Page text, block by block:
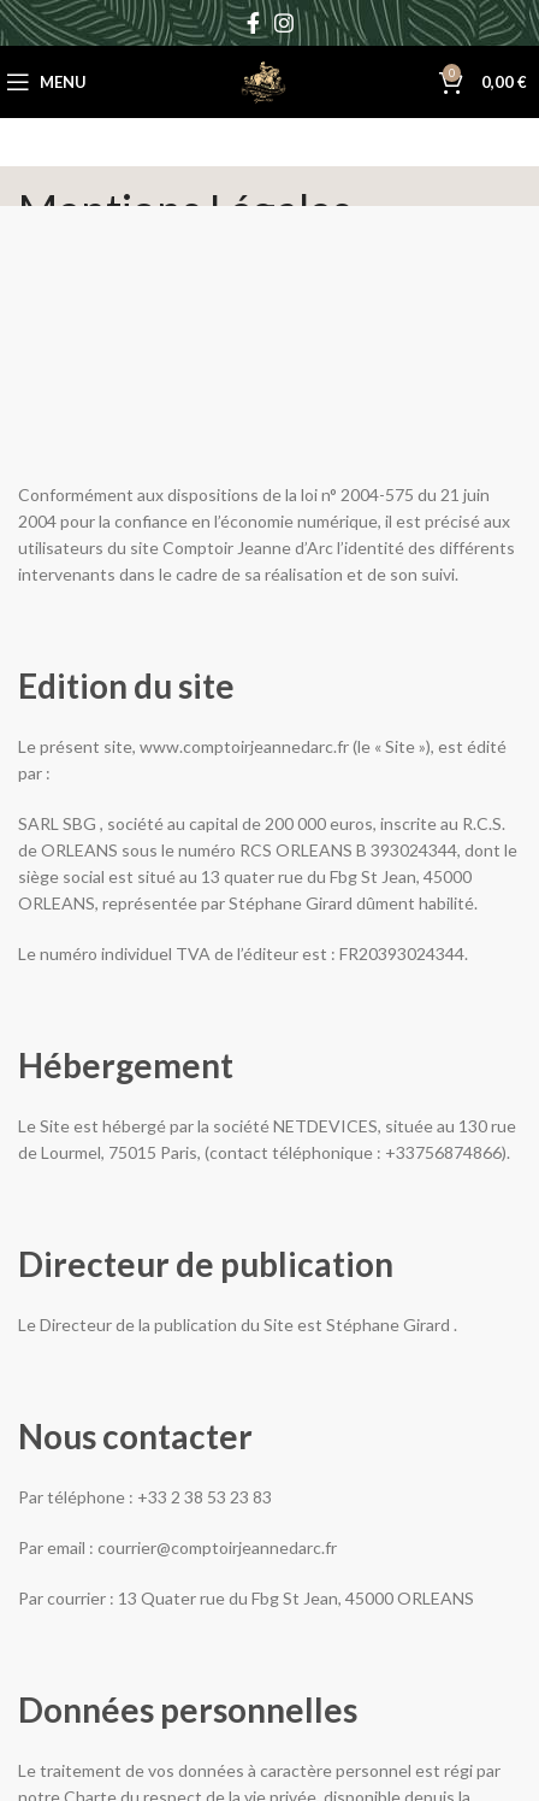
MENU 0 0,00€
Mentions Légales
Conformément aux dispositions de la loi n° 2004-575 du 21 juin
2004 pour la confiance en l’économie numérique, il est précisé aux
utilisateurs du site Comptoir Jeanne d’Arc l’identité des différents
intervenants dans le cadre de sa réalisation et de son suivi.
Edition du site
Le présent site, www.comptoirjeannedarc.fr (le « Site »), est édité
par :
SARL SBG , société au capital de 200 000 euros, inscrite au R.C.S.
de ORLEANS sous le numéro RCS ORLEANS B 393024344, dont le
siège social est situé au 13 quater rue du Fbg St Jean, 45000
ORLEANS, représentée par Stéphane Girard dûment habilité.
Le numéro individuel TVA de l’éditeur est : FR20393024344.
Hébergement
Le Site est hébergé par la société NETDEVICES, située au 130 rue
de Lourmel, 75015 Paris, (contact téléphonique : +33756874866).
Directeur de publication
Le Directeur de la publication du Site est Stéphane Girard .
Nous contacter
Par téléphone : +33 2 38 53 23 83
Par email : courrier@comptoirjeannedarc.fr
Par courrier : 13 Quater rue du Fbg St Jean, 45000 ORLEANS
Données personnelles
Le traitement de vos données à caractère personnel est régi par
notre Charte du respect de la vie privée, disponible depuis la